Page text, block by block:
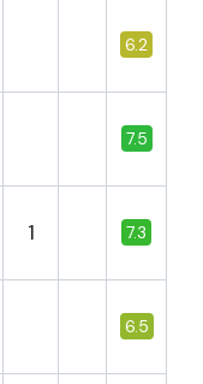
6.2
7.5
1 7.3
6.5